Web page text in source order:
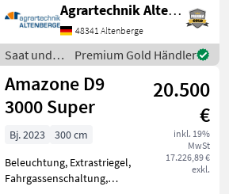
Schardruckverstellung,
Fahrgassenschaltung,
Extrastriegel, Beleuchtung
AD-P 3001 Special:
Gesamtfläche 391
Agrartechnik Altenberge GmbH
48341 Altenberge
Saat und
Pflege /
Amazone
Premium Gold Händler
Amazone D9
3000 Super
20.500
€
inkl. 19%
MwSt
17.226,89 €
exkl.
Bj. 2023
300 cm
Beleuchtung, Extrastriegel,
Fahrgassenschaltung,